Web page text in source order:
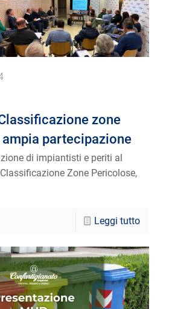
zone
ampia partecipazione
di impiantisti e periti al
Zone Pericolose,
Leggi tutto